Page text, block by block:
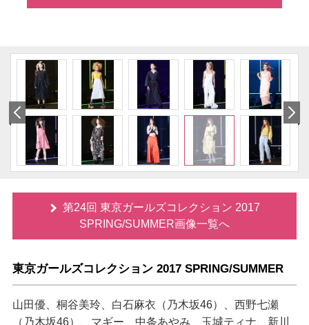
第24回 東京ガールズコレクション 2017
SPRING/SUMMER画像一覧へ
東京ガールズコレクション 2017 SPRING/SUMMER
山田優、桐谷美玲、白石麻衣（乃木坂46）、西野七瀬
（乃木坂46）、マギー、中条あやみ、玉城ティナ、新川